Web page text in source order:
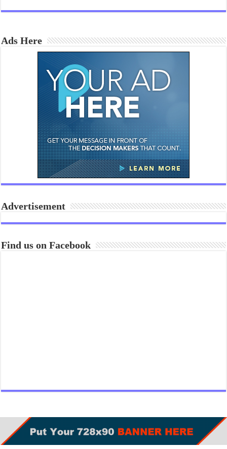
Ads Here
Advertisement
Find us on Facebook